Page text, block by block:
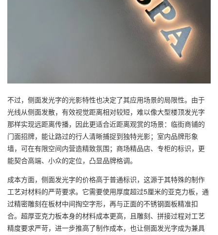
不过，侧面发光字的光影特性也决定了其应用场景的局限性。由于
光线从侧面发散，有效视觉距离相对较短，难以像大型楼顶发光字
那样实现远距离传播，因此更适合近距离观赏的场景：临街商铺的
门面招牌，能让路过的行人清晰捕捉到独特光影；室内品牌形象
墙，可在有限空间内营造精致氛围；商场精品店、专柜的标识，更
能契合高端、小众的定位，凸显品牌格调。
成本方面，侧面发光字的价格高于普通标识，这源于其特殊的制作
工艺对材料的严苛要求。它需要使用厚度超过5厘米的亚克力板，通
过精密雕刻在板材中间掏空字形，再与正面的不锈钢面板精准扣
合。超厚亚克力板本身的材料成本更高，且雕刻、拼接过程对工艺
精度要求严苛，进一步推高了制作成本，也让侧面发光字成为兼具